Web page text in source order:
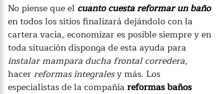
No piense que el cuanto cuesta reformar un baño
en todos los sitios finalizará dejándolo con la
cartera vacía, economizar es posible siempre y en
toda situación disponga de esta ayuda para
instalar mampara ducha frontal corredera,
hacer reformas integralesy más. Los
especialistas de la compañíareformas baños